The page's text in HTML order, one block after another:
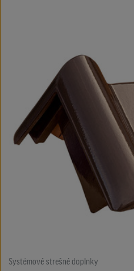
Systémové strešné doplnky